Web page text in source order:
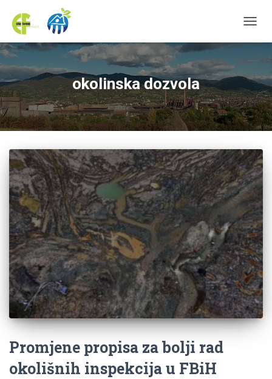
okolinska dozvola
Promjene propisa za bolji rad
okolišnih inspekcija u FBiH